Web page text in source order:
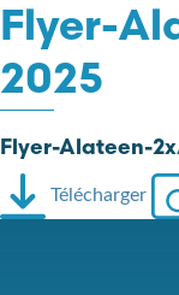
Flyer-
2025
Flyer-Alateen-
Télécharger